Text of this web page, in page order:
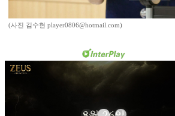
(사진 김수현 player0806@hotmail.com)